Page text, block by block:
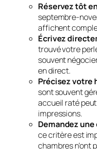
Réservez tôt
septembre-
affichent
Écrivez
trouvé votre
souvent
en direct.
Précisez votre
sont souvent
accueil raté
impressions.
Demandez
ce critère est
chambres n’ont